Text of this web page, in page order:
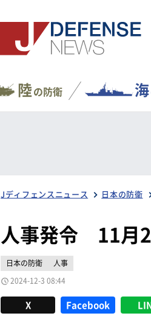
陸の防衛 海
Jディフェンスニュース 日本の防衛
人事発令 11月
日本の防衛
人事
2024-12-3 08:44
X Facebook